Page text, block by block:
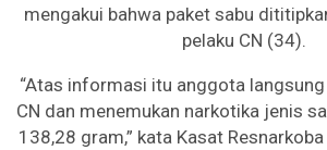
mengakui bahwa paket sabu
pelaku CN (34).
“Atas informasi itu anggota
CN dan menemukan narkotika jenis
138,28 gram,” kata Kasat